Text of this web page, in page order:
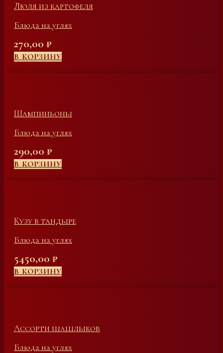
Люля из картофеля
Блюда на углях
270,00 ₽
В КОРЗИНУ
Шампиньоны
Блюда на углях
290,00 ₽
В КОРЗИНУ
Кузу в тандыре
Блюда на углях
5450,00 ₽
В КОРЗИНУ
Ассорти шашлыков
Блюда на углях